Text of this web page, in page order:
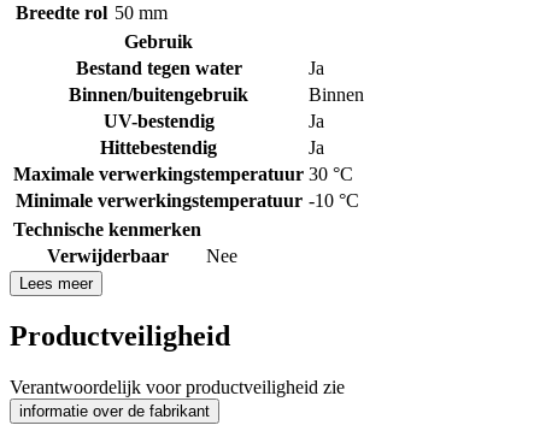
Breedte rol 50 mm
Gebruik
Bestand tegen water
Ja
Binnen/buitengebruik
Binnen
UV-bestendig
Ja
Hittebestendig
Ja
Maximale verwerkingstemperatuur 30 °C
Minimale verwerkingstemperatuur -10 °C
Technische kenmerken
Verwijderbaar
Nee
Lees meer
Productveiligheid
Verantwoordelijk voor productveiligheid zie
informatie over de fabrikant